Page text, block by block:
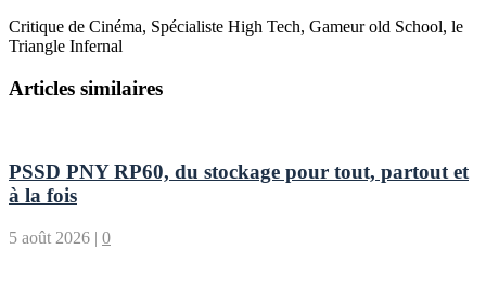
Critique de Cinéma, Spécialiste High Tech, Gameur old School, le
Triangle Infernal
Articles similaires
PSSD PNY RP60, du stockage pour tout, partout et
à la fois
5 août 2026 | 0